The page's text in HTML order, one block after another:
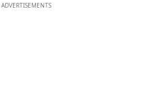
ADVERTISEMENTS